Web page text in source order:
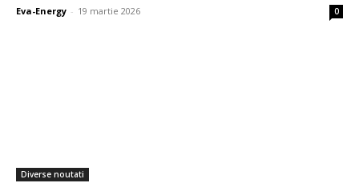
Eva-Energy - 19 martie 2026 0
Diverse noutati